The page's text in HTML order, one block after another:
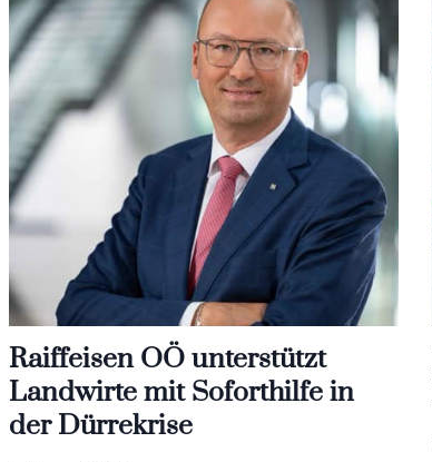
Raiffeisen OÖ unterstützt
Landwirte mit Soforthilfe in
der Dürrekrise